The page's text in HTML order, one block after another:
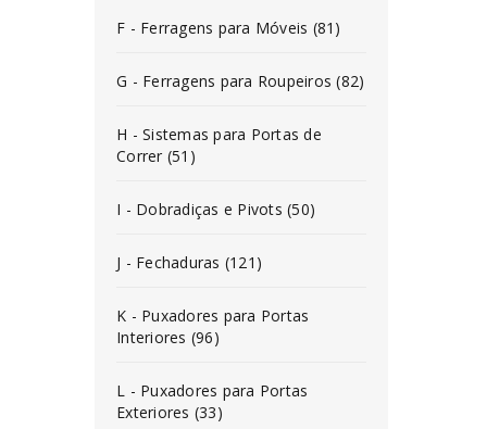
F - Ferragens para Móveis (81)
G - Ferragens para Roupeiros (82)
H - Sistemas para Portas de
Correr (51)
I - Dobradiças e Pivots (50)
J - Fechaduras (121)
K - Puxadores para Portas
Interiores (96)
L - Puxadores para Portas
Exteriores (33)